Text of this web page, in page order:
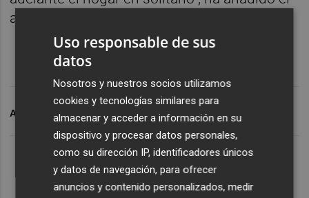
alcaldable.
ARCHIVADO EN FAMILIAS MONOPARENTALES
Uso responsable de sus
datos
Nosotros y nuestros socios utilizamos
cookies y tecnologías similares para
almacenar y acceder a información en su
dispositivo y procesar datos personales,
como su dirección IP, identificadores únicos
y datos de navegación, para ofrecer
anuncios y contenido personalizados, medir